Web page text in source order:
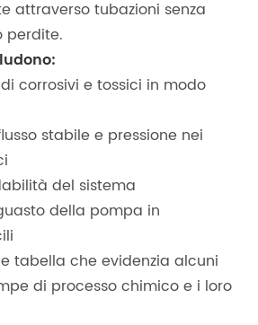
attraverso tubazioni senza
perdite.
corrosivi e tossici in modo
stabile e pressione nei
del sistema
della pompa in
tabella che evidenzia alcuni
di processo chimico e i loro